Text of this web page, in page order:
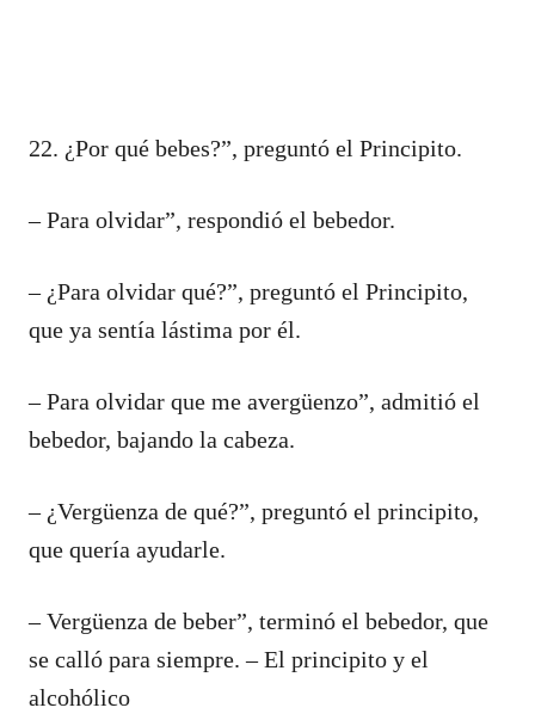
22. ¿Por qué bebes?”, preguntó el Principito.
– Para olvidar”, respondió el bebedor.
– ¿Para olvidar qué?”, preguntó el Principito,
que ya sentía lástima por él.
– Para olvidar que me avergüenzo”, admitió el
bebedor, bajando la cabeza.
– ¿Vergüenza de qué?”, preguntó el principito,
que quería ayudarle.
– Vergüenza de beber”, terminó el bebedor, que
se calló para siempre. – El principito y el
alcohólico